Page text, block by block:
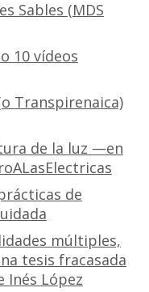
Sables (MDS
10 vídeos
Transpirenaica)
de la luz —en
de
múltiples,
tesis fracasada
Inés López